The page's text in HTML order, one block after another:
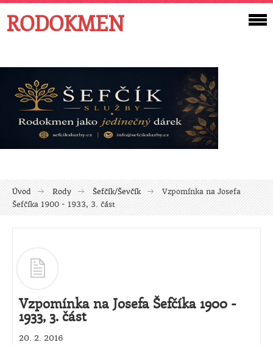
RODOKMEN
Úvod Rody Šefčík/Ševčík
Vzpomínka na Josefa
Šefčíka 1900 - 1933, 3. část
Vzpomínka na Josefa Šefčíka 1900 -
1933, 3. část
20. 2. 2016